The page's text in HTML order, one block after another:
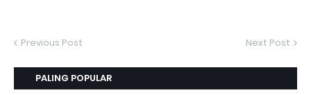
Previous Post Next Post
PALING POPULAR